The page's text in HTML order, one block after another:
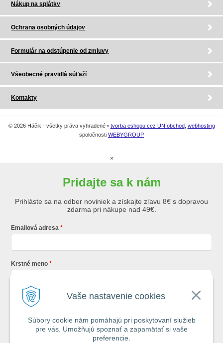
Vaše nastavenie cookies
Súbory cookie nám pomáhajú pri poskytovaní služieb
pre vás. Umožňujú spoznať a zapamätať si vaše
preferencie.
Nákup na splátky
Ochrana osobných údajov
Formulár na odstúpenie od zmluvy
Všeobecné pravidlá súťaží
Kontakty
© 2026 Háčik - všetky práva vyhradené • tvorba eshopu cez UNIobchod webhosting
spoločnosti WEBYGROUP
×
Pridajte sa k nám
Prihláste sa na odber noviniek a získajte zľavu 8€ s dopravou
zdarma pri nákupe nad 49€.
Emailová adresa
Krstné meno
Registráciou súhlasíte so